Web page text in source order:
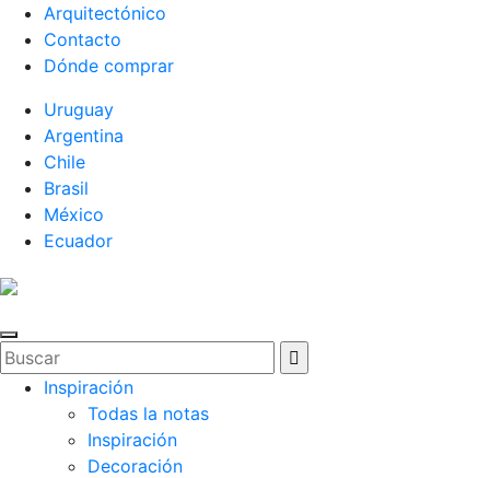
Arquitectónico
Contacto
Dónde comprar
Uruguay
Argentina
Chile
Brasil
México
Ecuador
Inspiración
Todas la notas
Inspiración
Decoración